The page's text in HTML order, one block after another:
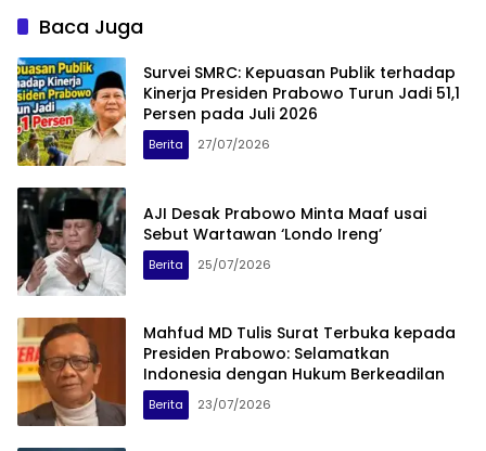
Baca Juga
Survei SMRC: Kepuasan Publik terhadap
Kinerja Presiden Prabowo Turun Jadi 51,1
Persen pada Juli 2026
Berita 27/07/2026
AJI Desak Prabowo Minta Maaf usai
Sebut Wartawan ‘Londo Ireng’
Berita 25/07/2026
Mahfud MD Tulis Surat Terbuka kepada
Presiden Prabowo: Selamatkan
Indonesia dengan Hukum Berkeadilan
Berita 23/07/2026